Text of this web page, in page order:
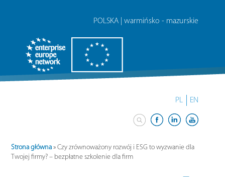
POLSKA | warmińsko - mazurskie
PL EN
Strona główna »Czy zrównoważony rozwój i ESG to wyzwanie dla
Twojej firmy? – bezpłatne szkolenie dla firm